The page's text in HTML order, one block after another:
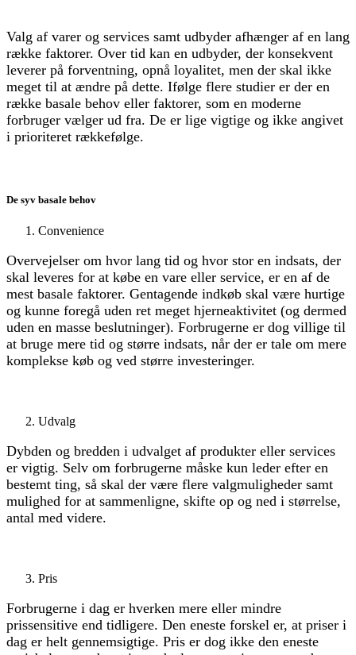
Valg af varer og services samt udbyder afhænger af en lang
række faktorer. Over tid kan en udbyder, der konsekvent
leverer på forventning, opnå loyalitet, men der skal ikke
meget til at ændre på dette. Ifølge flere studier er der en
række basale behov eller faktorer, som en moderne
forbruger vælger ud fra. De er lige vigtige og ikke angivet
i prioriteret rækkefølge.
De syv basale behov
Convenience
Overvejelser om hvor lang tid og hvor stor en indsats, der
skal leveres for at købe en vare eller service, er en af de
mest basale faktorer. Gentagende indkøb skal være hurtige
og kunne foregå uden ret meget hjerneaktivitet (og dermed
uden en masse beslutninger). Forbrugerne er dog villige til
at bruge mere tid og større indsats, når der er tale om mere
komplekse køb og ved større investeringer.
Udvalg
Dybden og bredden i udvalget af produkter eller services
er vigtig. Selv om forbrugerne måske kun leder efter en
bestemt ting, så skal der være flere valgmuligheder samt
mulighed for at sammenligne, skifte op og ned i størrelse,
antal med videre.
Pris
Forbrugerne i dag er hverken mere eller mindre
prissensitive end tidligere. Den eneste forskel er, at priser i
dag er helt gennemsigtige. Pris er dog ikke den eneste